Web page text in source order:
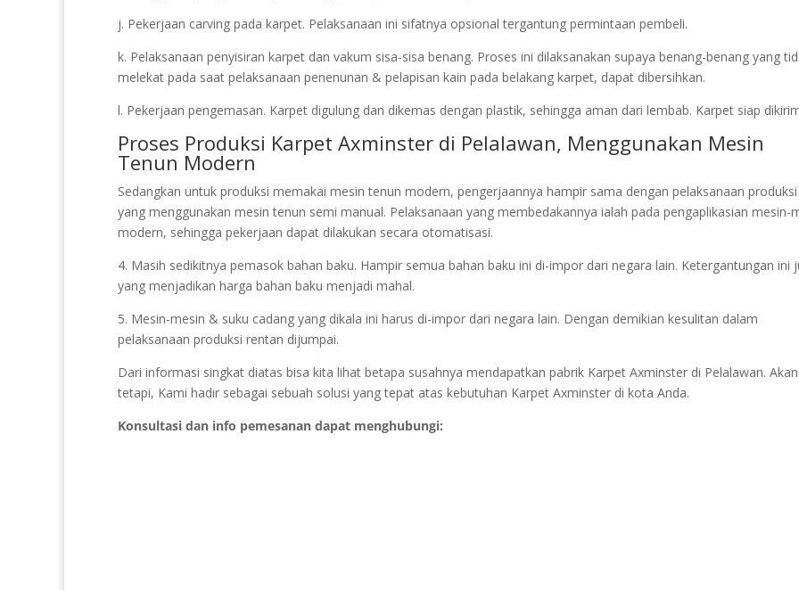
j. Pekerjaan carving pada karpet. Pelaksanaan ini sifatnya opsional tergantung permintaan pembeli.
k. Pelaksanaan penyisiran karpet dan vakum sisa-sisa benang. Proses ini dilaksanakan supaya benang-benang yang
melekat pada saat pelaksanaan penenunan & pelapisan kain pada belakang karpet, dapat dibersihkan.
l. Pekerjaan pengemasan. Karpet digulung dan dikemas dengan plastik, sehingga aman dari lembab. Karpet siap
Proses Produksi Karpet Axminster di Pelalawan, Menggunakan Mesin
Tenun Modern
Sedangkan untuk produksi memakai mesin tenun modern, pengerjaannya hampir sama dengan pelaksanaan produksi
yang menggunakan mesin tenun semi manual. Pelaksanaan yang membedakannya ialah pada pengaplikasian mesin-
modern, sehingga pekerjaan dapat dilakukan secara otomatisasi.
4. Masih sedikitnya pemasok bahan baku. Hampir semua bahan baku ini di-impor dari negara lain. Ketergantungan ini
yang menjadikan harga bahan baku menjadi mahal.
5. Mesin-mesin & suku cadang yang dikala ini harus di-impor dari negara lain. Dengan demikian kesulitan dalam
pelaksanaan produksi rentan dijumpai.
Dari informasi singkat diatas bisa kita lihat betapa susahnya mendapatkan pabrik Karpet Axminster di Pelalawan. Akan
tetapi, Kami hadir sebagai sebuah solusi yang tepat atas kebutuhan Karpet Axminster di kota Anda.
Konsultasi dan info pemesanan dapat menghubungi: